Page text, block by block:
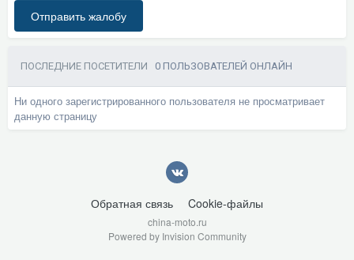
Отправить жалобу
ПОСЛЕДНИЕ ПОСЕТИТЕЛИ 0 ПОЛЬЗОВАТЕЛЕЙ ОНЛАЙН
Ни одного зарегистрированного пользователя не просматривает
данную страницу
Обратная связь Cookie-файлы
china-moto.ru
Powered by Invision Community